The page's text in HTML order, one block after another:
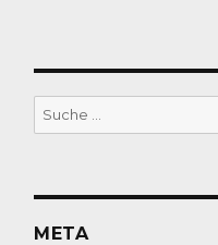
Suche
nach:
META